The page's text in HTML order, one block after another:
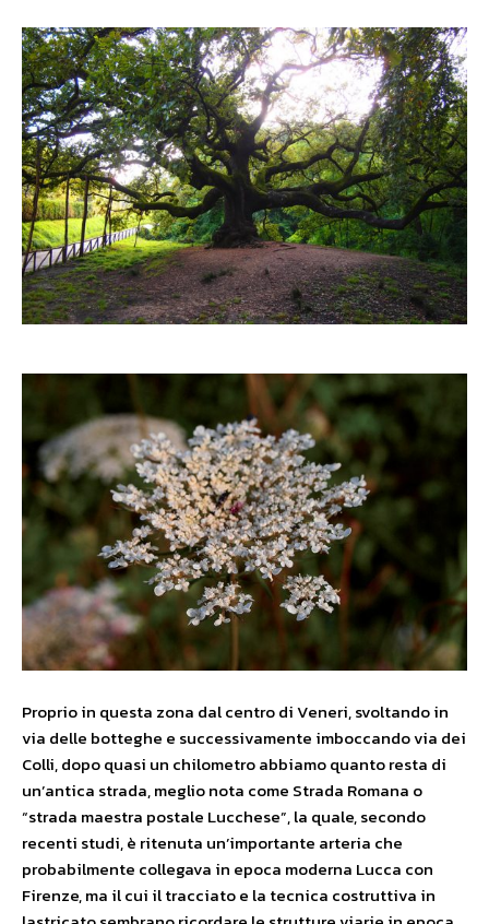
Proprio in questa zona dal centro di Veneri, svoltando in
via delle botteghe e successivamente imboccando via dei
Colli, dopo quasi un chilometro abbiamo quanto resta di
un’antica strada, meglio nota come Strada Romana o
“strada maestra postale Lucchese”, la quale, secondo
recenti studi, è ritenuta un’importante arteria che
probabilmente collegava in epoca moderna Lucca con
Firenze, ma il cui il tracciato e la tecnica costruttiva in